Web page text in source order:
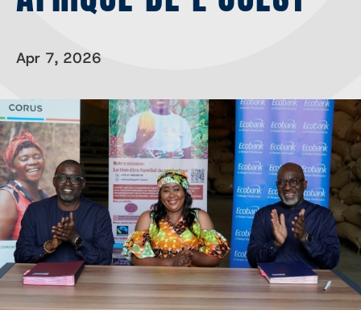
Apr 7, 2026